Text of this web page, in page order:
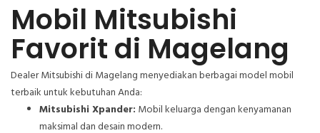
Mobil Mitsubishi
Favorit di Magelang
Dealer Mitsubishi di Magelang menyediakan berbagai model mobil
terbaik untuk kebutuhan Anda:
Mitsubishi Xpander: Mobil keluarga dengan kenyamanan
maksimal dan desain modern.